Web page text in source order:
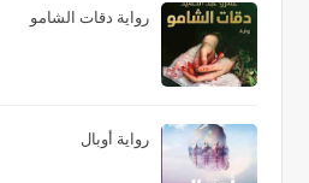
رواية دقات الشامو
رواية أوبال